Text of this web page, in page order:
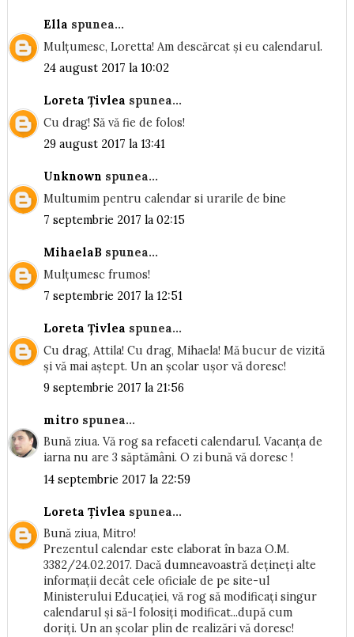
Ella spunea...
Mulțumesc, Loretta! Am descărcat și eu calendarul.
24 august 2017 la 10:02
Loreta Țivlea spunea...
Cu drag! Să vă fie de folos!
29 august 2017 la 13:41
Unknown spunea...
Multumim pentru calendar si urarile de bine
7 septembrie 2017 la 02:15
MihaelaB spunea...
Mulțumesc frumos!
7 septembrie 2017 la 12:51
Loreta Țivlea spunea...
Cu drag, Attila! Cu drag, Mihaela! Mă bucur de vizită
și vă mai aștept. Un an școlar ușor vă doresc!
9 septembrie 2017 la 21:56
mitro spunea...
Bună ziua. Vă rog sa refaceti calendarul. Vacanța de
iarna nu are 3 săptămâni. O zi bună vă doresc !
14 septembrie 2017 la 22:59
Loreta Țivlea spunea...
Bună ziua, Mitro!
Prezentul calendar este elaborat în baza O.M.
3382/24.02.2017. Dacă dumneavoastră dețineți alte
informații decât cele oficiale de pe site-ul
Ministerului Educației, vă rog să modificați singur
calendarul și să-l folosiți modificat...după cum
doriți. Un an școlar plin de realizări vă doresc!